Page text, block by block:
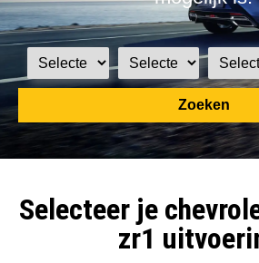
Zoeken
Selecteer je
zr1